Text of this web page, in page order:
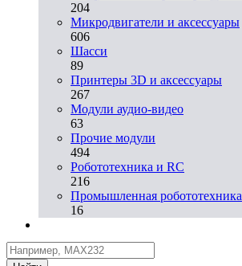
204
Микродвигатели и аксессуары
606
Шасси
89
Принтеры 3D и аксессуары
267
Модули аудио-видео
63
Прочие модули
494
Робототехника и RC
216
Промышленная робототехника
16